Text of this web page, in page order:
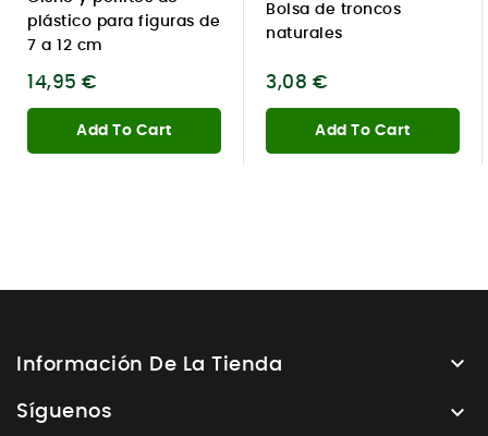
plástico para figuras de
7 a 12 cm
14,95 €
Add To Cart
Bolsa de troncos
naturales
3,08 €
Add To Cart
Información De La Tienda 
Síguenos 